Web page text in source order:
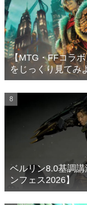
【MTG・FFコラ
をじっくり見てみ
ベルリン8.0基調
ンフェス2026】